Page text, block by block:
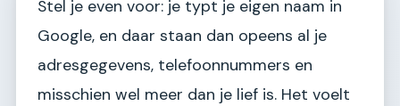
Stel je even voor: je typt je eigen naam in
Google, en daar staan dan opeens al je
adresgegevens, telefoonnummers en
misschien wel meer dan je lief is. Het voelt